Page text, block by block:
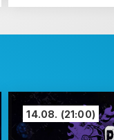
14.08. (21:00)